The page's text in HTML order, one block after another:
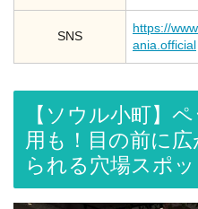
SNS
https://
ania.official
【ソウル小町】
用も！目の前に
られる穴場スポッ